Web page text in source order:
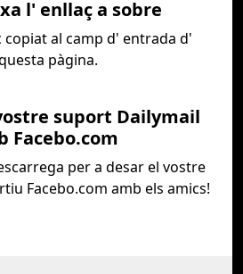
l' enllaç a sobre
copiat al camp d' entrada d'
pàgina.
suport Dailymail
Facebo.com
per a desar el vostre
Facebo.com amb els amics!